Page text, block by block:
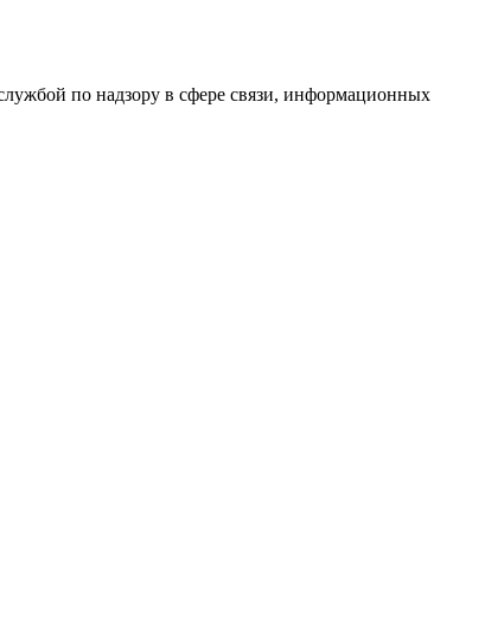
по надзору в сфере связи, информационных